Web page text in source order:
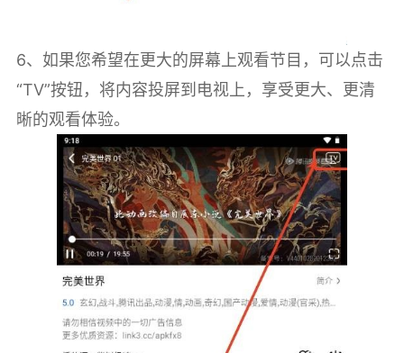
6、如果您希望在更大的屏幕上观看节目，可以点击
“TV”按钮，将内容投屏到电视上，享受更大、更清
晰的观看体验。